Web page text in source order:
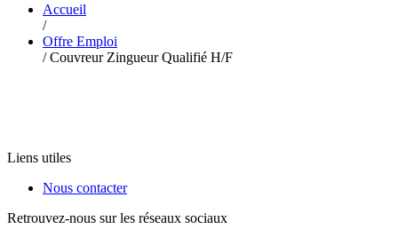
Accueil
/
Offre Emploi
/ Couvreur Zingueur Qualifié H/F
Liens utiles
Nous contacter
Retrouvez-nous sur les réseaux sociaux